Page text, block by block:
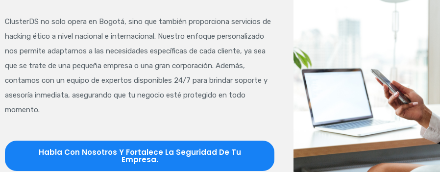
ClusterDS no solo opera en Bogotá, sino que también proporciona servicios de
hacking ético a nivel nacional e internacional. Nuestro enfoque personalizado
nos permite adaptarnos a las necesidades específicas de cada cliente, ya sea
que se trate de una pequeña empresa o una gran corporación. Además,
contamos con un equipo de expertos disponibles 24/7 para brindar soporte y
asesoría inmediata, asegurando que tu negocio esté protegido en todo
momento.
Habla Con Nosotros Y Fortalece La Seguridad De Tu
Empresa.